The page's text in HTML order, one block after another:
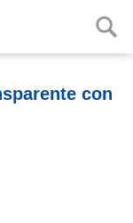
con